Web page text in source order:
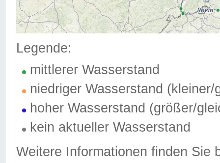
Legende:
mittlerer Wasserstand
niedriger Wasserstand (kleiner/
hoher Wasserstand (größer/
kein aktueller Wasserstand
Weitere Informationen finden Sie